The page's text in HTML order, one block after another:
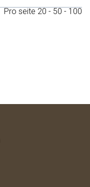
Pro seite 20 - 50 - 100